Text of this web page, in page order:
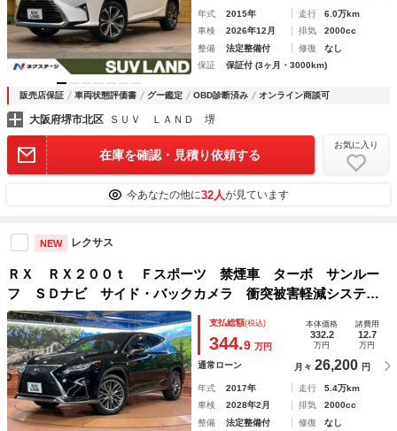
年式 2015年 走行
6.0万km
車検
2026年12月 排気
2000cc
整備
法定整備付 修復
なし
保証
保証付 (3ヶ月・3000km)
販売店保証 車両状態評価書 グー鑑定 OBD診断済み オンライン商談可
大阪府堺市北区 ＳＵＶ ＬＡＮＤ 堺
在庫を確認・見積り依頼する
お気に入り
今あなたの他に32人が見ています
NEW レクサス
ＲＸ ＲＸ２００ｔ Ｆスポーツ 禁煙車 ターボ サンルー
フ ＳＤナビ サイド・バックカメラ 衝突被害軽減システ
ム レーダークルーズ 電動リアゲート レザーシート 前席
シートエアコン ドラレコ スマートキー ＬＥＤヘッド
支払総額(税込)
344.9 万円
本体価格
332.2
万円
諸費用
12.7
万円
通常ローン 月々 26,200 円
年式 2017年 走行
5.4万km
車検
2028年2月 排気
2000cc
整備
法定整備付 修復
なし